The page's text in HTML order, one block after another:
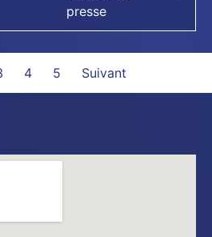
presse
4 5 Suivant